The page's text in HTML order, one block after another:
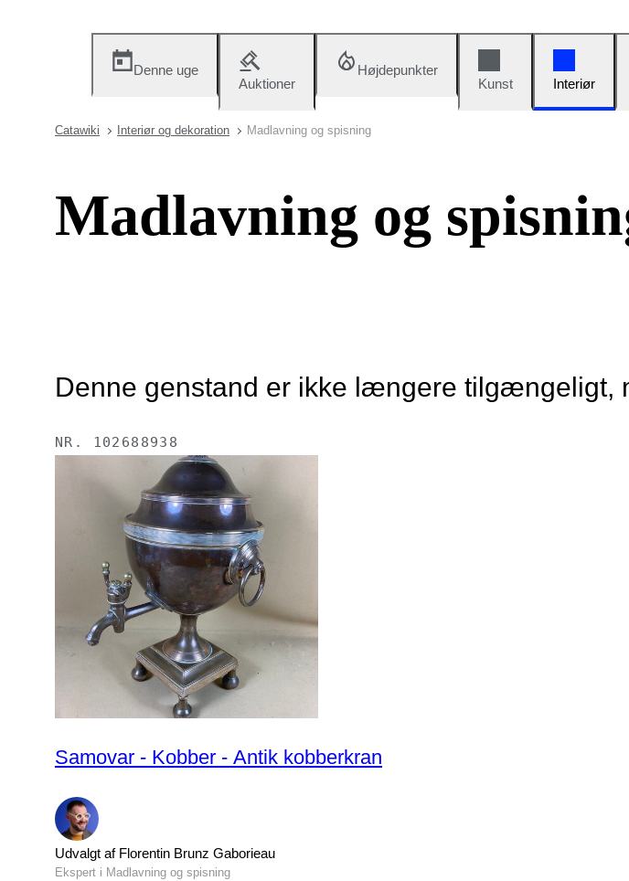
Denne uge
Auktioner
Højdepunkter
Kunst
Interiør
Catawiki Interiør og dekoration Madlavning og spisning
Madlavning og
Denne genstand er ikke længere tilgængeligt,
NR. 102688938
Samovar - Kobber - Antik kobberkran
Udvalgt af Florentin Brunz Gaborieau
Ekspert i Madlavning og spisning